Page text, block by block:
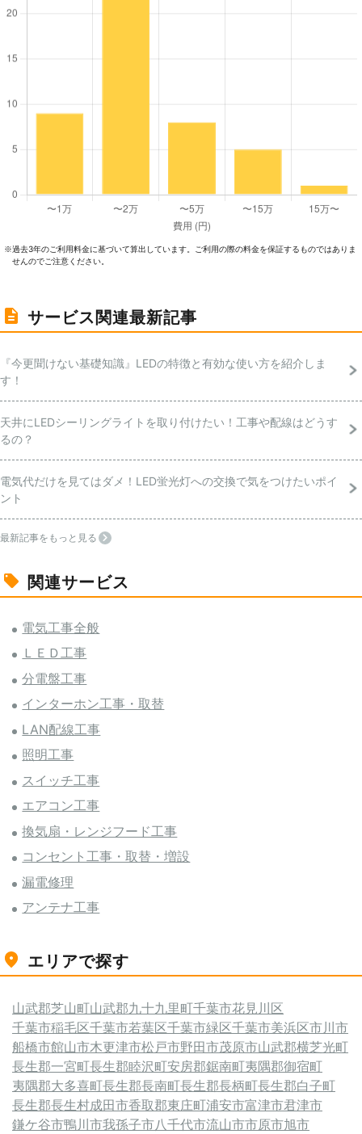
※過去3年のご利⽤料⾦に基づいて算出しています。ご利⽤の際の料⾦を保証するものではありま
せんのでご注意ください。
サービス関連最新記事
『今更聞けない基礎知識』LEDの特徴と有効な使い方を紹介しま
す！
天井にLEDシーリングライトを取り付けたい！工事や配線はどうす
るの？
電気代だけを見てはダメ！LED蛍光灯への交換で気をつけたいポイ
ント
最新記事をもっと見る
関連サービス
電気工事全般
ＬＥＤ工事
分電盤工事
インターホン工事・取替
LAN配線工事
照明工事
スイッチ工事
エアコン工事
換気扇・レンジフード工事
コンセント工事・取替・増設
漏電修理
アンテナ工事
エリアで探す
山武郡芝山町山武郡九十九里町千葉市花見川区
千葉市稲毛区千葉市若葉区千葉市緑区千葉市美浜区市川市
船橋市館山市木更津市松戸市野田市茂原市山武郡横芝光町
長生郡一宮町長生郡睦沢町安房郡鋸南町夷隅郡御宿町
夷隅郡大多喜町長生郡長南町長生郡長柄町長生郡白子町
長生郡長生村成田市香取郡東庄町浦安市富津市君津市
鎌ケ谷市鴨川市我孫子市八千代市流山市市原市旭市